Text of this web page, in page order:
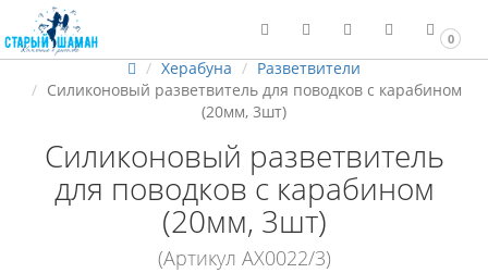
0
Херабуна
Разветвители
Силиконовый разветвитель для поводков с карабином
(20мм, 3шт)
Силиконовый разветвитель
для поводков с карабином
(20мм, 3шт)
(Артикул АХ0022/3)